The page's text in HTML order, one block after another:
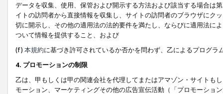
データを収集、使用、保管および開示する方法および該当する場合は
イトの訪問者から直接情報を収集し、サイトの訪問者のブラウザにク
切に開示し、その他の適用法の法的要件を満たし、ならびに適用法に
ついて情報を提供すること、および
(f) 本規約に基づき許可されているか否かを問わず、乙によるプログ
4. プロモーションの制限
乙は、甲もしくは甲の関連会社を代理してまたはアマゾン・サイトも
モーション、マーケティングその他の広告宣伝活動（「プロモーショ